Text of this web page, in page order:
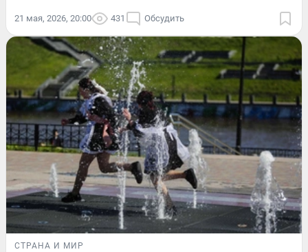
21 мая, 2026, 20:00 431 Обсудить
СТРАНА И МИР